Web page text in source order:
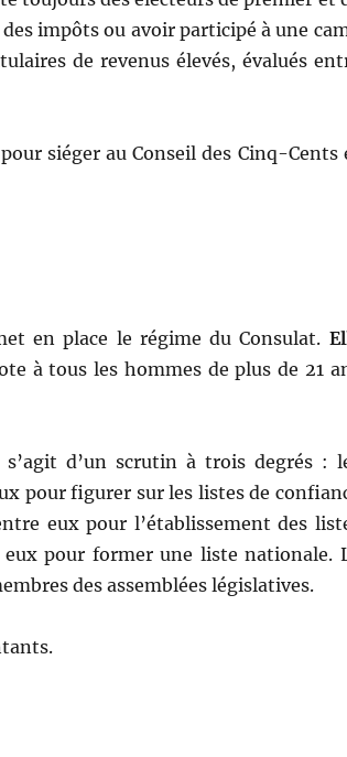
impôts ou avoir par­ticipé à une
de revenus élevés, éval­ués
siéger au Con­seil des Cinq-Cents
en place le régime du Con­sulat.
à tous les hommes de plus de 21
d’un scrutin à trois degrés :
pour fig­ur­er sur les listes de
eux pour l’établissement des
pour for­mer une liste nationale.
des assem­blées législatives.